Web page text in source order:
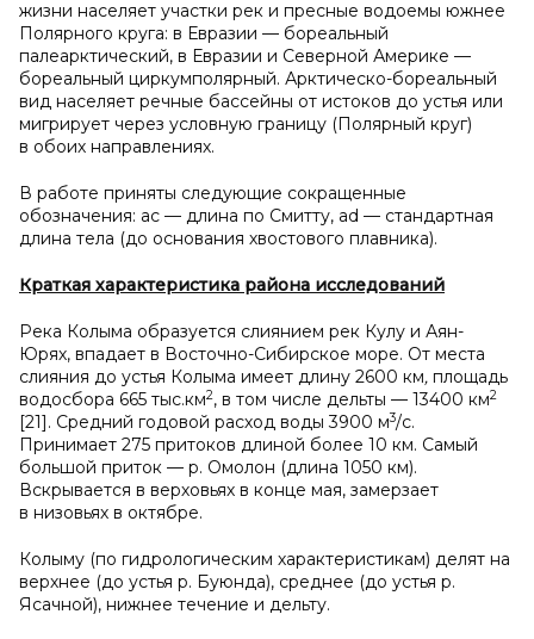
жизни населяет участки рек и пресные водоемы южнее
Полярного круга: в Евразии — бореальный
палеарктический, в Евразии и Северной Америке —
бореальный циркумполярный. Арктическо-бореальный
вид населяет речные бассейны от истоков до устья или
мигрирует через условную границу (Полярный круг)
в обоих направлениях.
В работе приняты следующие сокращенные
обозначения: ac — длина по Смитту, ad — стандартная
длина тела (до основания хвостового плавника).
Краткая характеристика района исследований
Река Колыма образуется слиянием рек Кулу и Аян-
Юрях, впадает в Восточно-Сибирское море. От места
слияния до устья Колыма имеет длину 2600 км, площадь
водосбора 665 тыс.км2, в том числе дельты — 13400 км2
[21]. Средний годовой расход воды 3900 м3/с.
Принимает 275 притоков длиной более 10 км. Самый
большой приток — р. Омолон (длина 1050 км).
Вскрывается в верховьях в конце мая, замерзает
в низовьях в октябре.
Колыму (по гидрологическим характеристикам) делят на
верхнее (до устья р. Буюнда), среднее (до устья р.
Ясачной), нижнее течение и дельту.